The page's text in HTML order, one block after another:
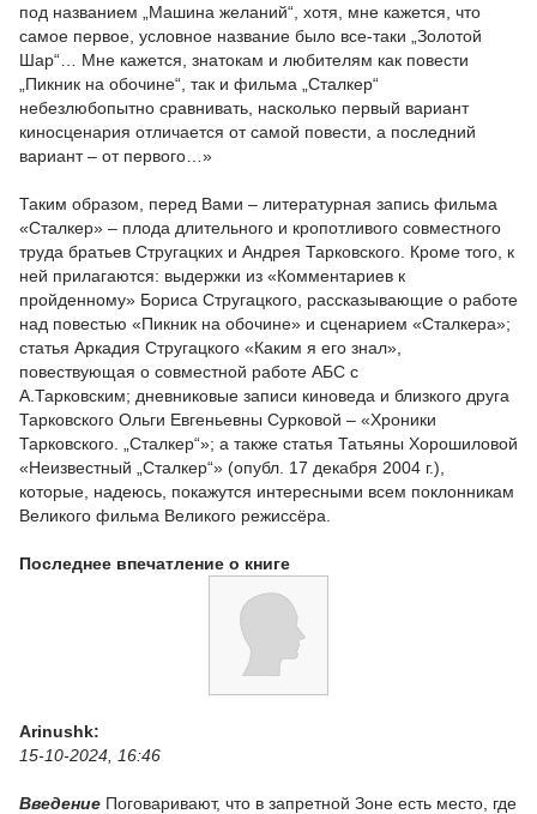
под названием „Машина желаний“, хотя, мне кажется, что
самое первое, условное название было все-таки „Золотой
Шар“… Мне кажется, знатокам и любителям как повести
„Пикник на обочине“, так и фильма „Сталкер“
небезлюбопытно сравнивать, насколько первый вариант
киносценария отличается от самой повести, а последний
вариант – от первого…»
Таким образом, перед Вами – литературная запись фильма
«Сталкер» – плода длительного и кропотливого совместного
труда братьев Стругацких и Андрея Тарковского. Кроме того, к
ней прилагаются: выдержки из «Комментариев к
пройденному» Бориса Стругацкого, рассказывающие о работе
над повестью «Пикник на обочине» и сценарием «Сталкера»;
статья Аркадия Стругацкого «Каким я его знал»,
повествующая о совместной работе АБС с
А.Тарковским; дневниковые записи киноведа и близкого друга
Тарковского Ольги Евгеньевны Сурковой – «Хроники
Тарковского. „Сталкер“»; а также статья Татьяны Хорошиловой
«Неизвестный „Сталкер“» (опубл. 17 декабря 2004 г.),
которые, надеюсь, покажутся интересными всем поклонникам
Великого фильма Великого режиссёра.
Последнее впечатление о книге
Arinushk:
15-10-2024, 16:46
Введение Поговаривают, что в запретной Зоне есть место, где